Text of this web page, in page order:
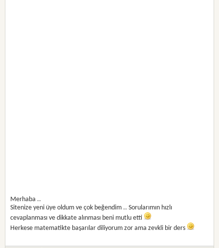
Merhaba ..
Sitenize yeni üye oldum ve çok beğendim .. Sorularımın hızlı
cevaplanması ve dikkate alınması beni mutlu etti
Herkese matematikte başarılar diliyorum zor ama zevkli bir ders